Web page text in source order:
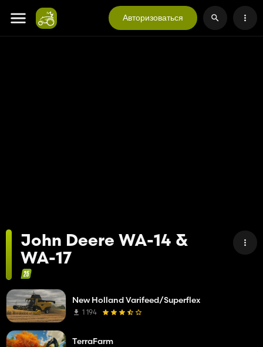
Авторизоваться
John Deere WA-14 &
WA-17
New Holland Varifeed/Superflex
1 194
TerraFarm